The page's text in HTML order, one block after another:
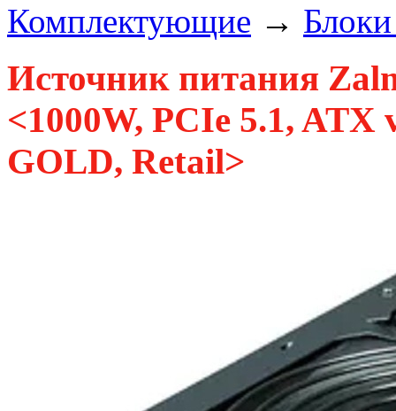
Комплектующие →
Источник питания
<1000W, PCIe 5.1, ATX
GOLD, Retail>